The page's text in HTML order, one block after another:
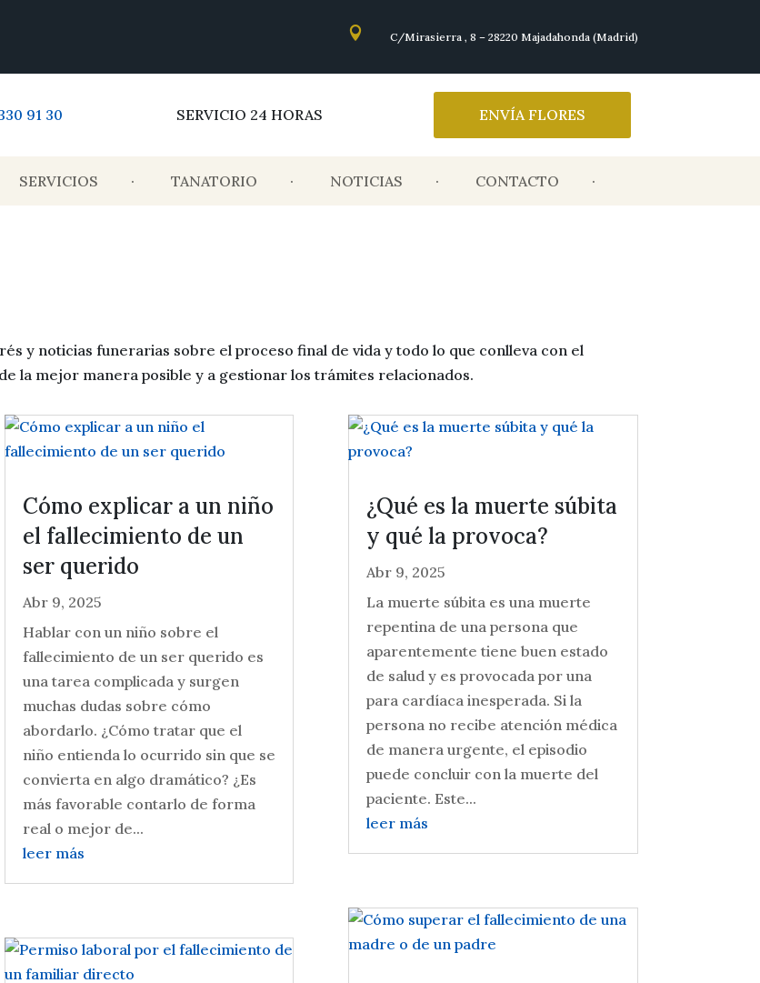
 C/Mirasierra , 8 – 28220 Majadahonda (Madrid)
91 30 SERVICIO 24 HORAS ENVÍA FLORES
SERVICIOS TANATORIO NOTICIAS CONTACTO
y noticias funerarias sobre el proceso final de vida y todo lo que conlleva con el
la mejor manera posible y a gestionar los trámites relacionados.
Cómo explicar a un niño
el fallecimiento de un
ser querido
Abr 9, 2025
Hablar con un niño sobre el
fallecimiento de un ser querido es
una tarea complicada y surgen
muchas dudas sobre cómo
abordarlo. ¿Cómo tratar que el
niño entienda lo ocurrido sin que se
convierta en algo dramático? ¿Es
más favorable contarlo de forma
real o mejor de...
leer más
¿Qué es la muerte súbita
y qué la provoca?
Abr 9, 2025
La muerte súbita es una muerte
repentina de una persona que
aparentemente tiene buen estado
de salud y es provocada por una
para cardíaca inesperada. Si la
persona no recibe atención médica
de manera urgente, el episodio
puede concluir con la muerte del
paciente. Este...
leer más